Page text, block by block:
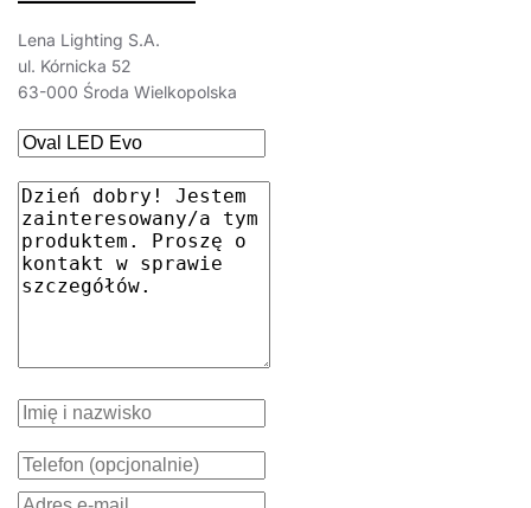
Lena Lighting S.A.
ul. Kórnicka 52
63-000 Środa Wielkopolska